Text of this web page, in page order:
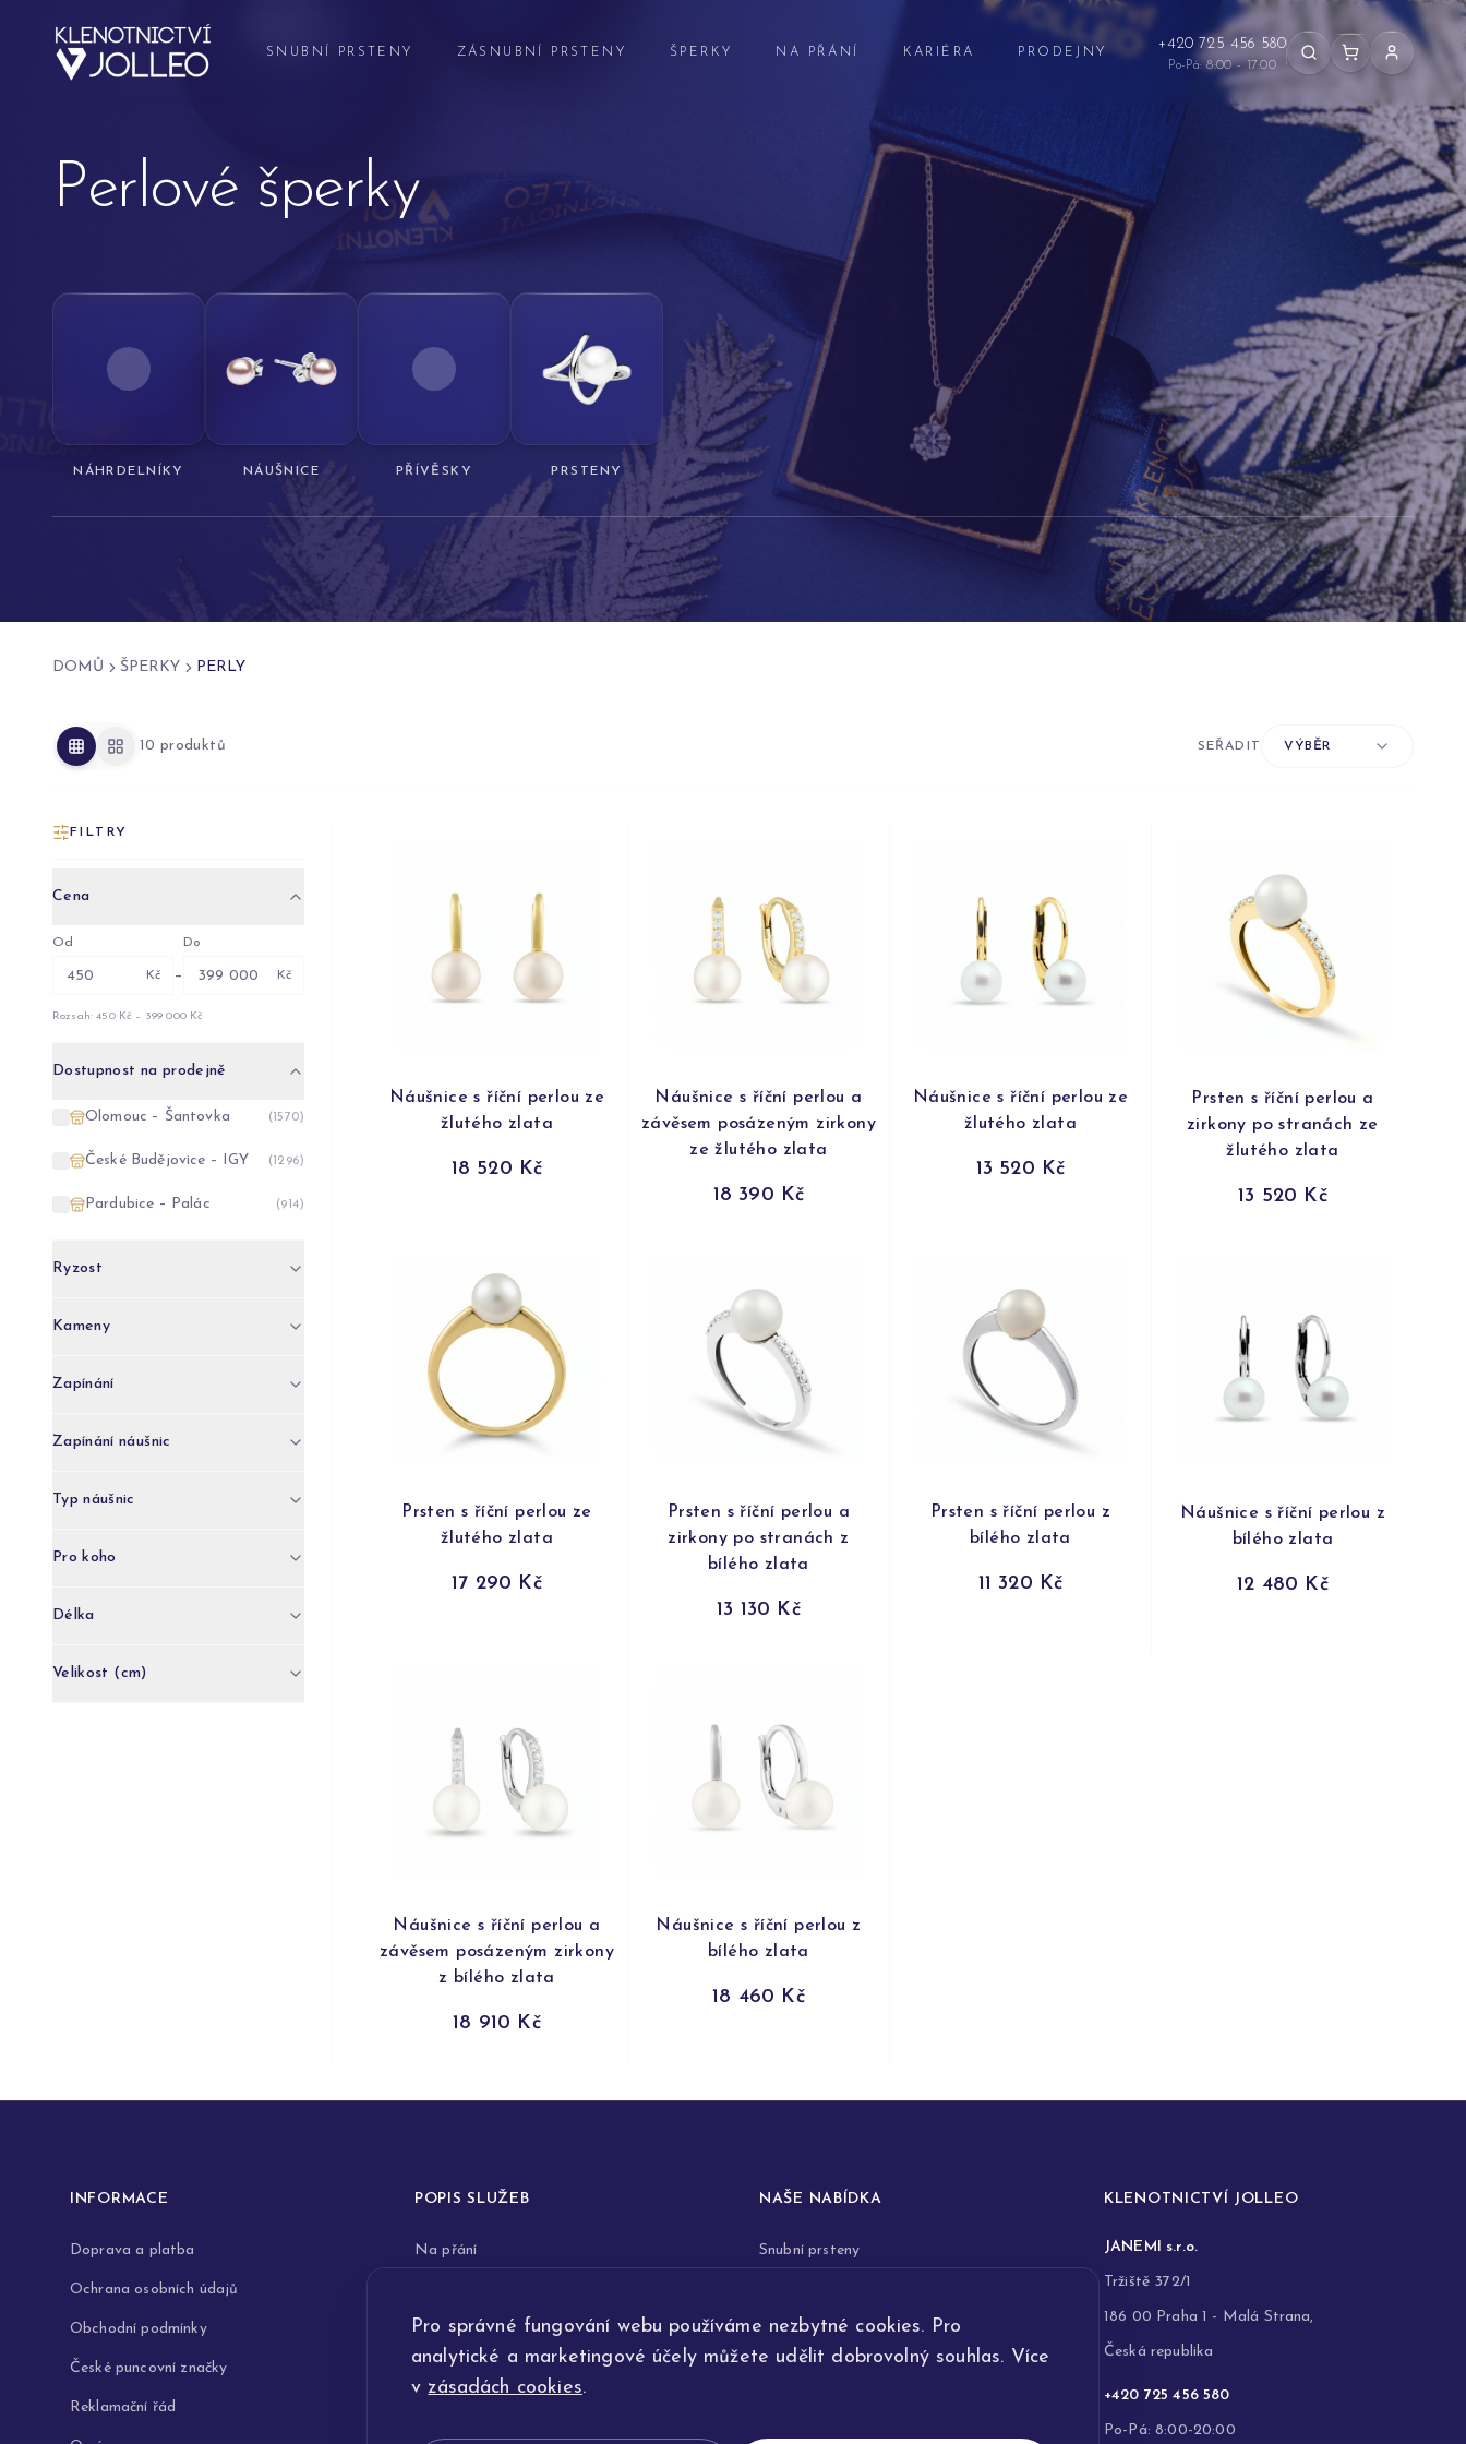
Pro správné fungování webu používáme nezbytné cookies. Pro
analytické a marketingové účely můžete udělit dobrovolný souhlas. Více
v zásadách cookies.
SNUBNÍ PRSTENY ZÁSNUBNÍ PRSTENY ŠPERKY NA PŘÁNÍ KARIÉRA PRODEJNY +420 725 456 580
Po-Pá: 8:00 - 17:00
Perlové šperky
NÁHRDELNÍKY NÁUŠNICE PŘÍVĚSKY PRSTENY
DOMŮ ŠPERKY PERLY
10 produktů SEŘADIT VÝBĚR
FILTRY
Cena
Od
Kč –
Do
Kč
Rozsah:450 Kč – 422 500 Kč
Dostupnost na prodejně
Olomouc – Šantovka (1741)
České Budějovice – IGY (1339)
Pardubice – Palác (946)
Ryzost
Kameny
Zapínání
Zapínání náušnic
Typ náušnic
Pro koho
Délka
Velikost (cm)
Náušnice s říční perlou ze
žlutého zlata
18 520 Kč
Náušnice s říční perlou a
závěsem posázeným zirkony
ze žlutého zlata
18 390 Kč
Náušnice s říční perlou ze
žlutého zlata
13 520 Kč
Prsten s říční perlou a
zirkony po stranách ze
žlutého zlata
13 520 Kč
Prsten s říční perlou ze
žlutého zlata
17 290 Kč
Prsten s říční perlou a
zirkony po stranách z
bílého zlata
13 130 Kč
Prsten s říční perlou z
bílého zlata
11 320 Kč
Náušnice s říční perlou z
bílého zlata
12 480 Kč
Náušnice s říční perlou a
závěsem posázeným zirkony
z bílého zlata
18 910 Kč
Náušnice s říční perlou z
bílého zlata
18 460 Kč
INFORMACE
Doprava a platba
Ochrana osobních údajů
Obchodní podmínky
České puncovní značky
Reklamační řád
POPIS SLUŽEB
Na přání
Opravy a renovace šperků
Výkup zlata
NAŠE NABÍDKA
Snubní prsteny
Šperky
Na přání
KLENOTNICTVÍ JOLLEO
JANEMI s.r.o.
Tržiště 372/1
186 00 Praha 1 - Malá Strana,
Česká republika
+420 725 456 580
Po-Pá: 8:00-20:00